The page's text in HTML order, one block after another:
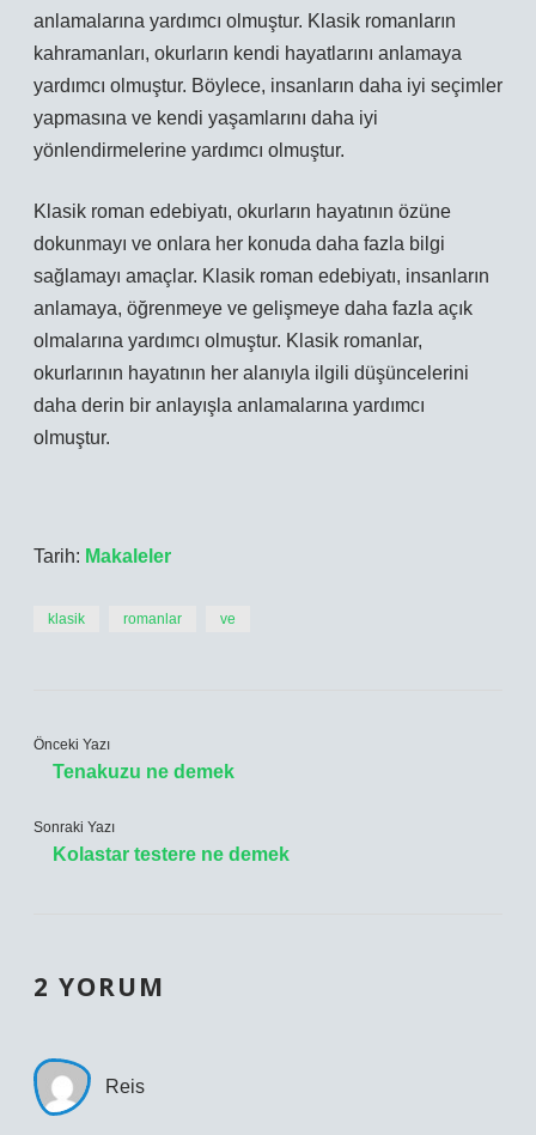
anlamalarına yardımcı olmuştur. Klasik romanların
kahramanları, okurların kendi hayatlarını anlamaya
yardımcı olmuştur. Böylece, insanların daha iyi seçimler
yapmasına ve kendi yaşamlarını daha iyi
yönlendirmelerine yardımcı olmuştur.
Klasik roman edebiyatı, okurların hayatının özüne
dokunmayı ve onlara her konuda daha fazla bilgi
sağlamayı amaçlar. Klasik roman edebiyatı, insanların
anlamaya, öğrenmeye ve gelişmeye daha fazla açık
olmalarına yardımcı olmuştur. Klasik romanlar,
okurlarının hayatının her alanıyla ilgili düşüncelerini
daha derin bir anlayışla anlamalarına yardımcı
olmuştur.
Tarih: Makaleler
klasik romanlar ve
Önceki Yazı
Tenakuzu ne demek
Sonraki Yazı
Kolastar testere ne demek
2 YORUM
Reis